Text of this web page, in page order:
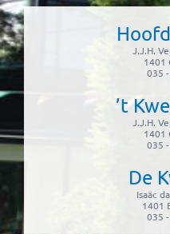
J.J.H.
1401
035
’t
J.J.H.
1401
035
De
Isaäc
1401
035